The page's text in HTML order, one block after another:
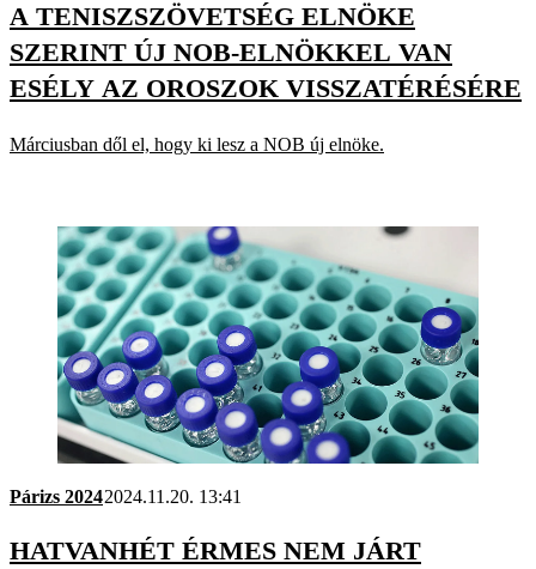
A TENISZSZÖVETSÉG ELNÖKE
SZERINT ÚJ NOB-ELNÖKKEL VAN
ESÉLY AZ OROSZOK VISSZATÉRÉSÉRE
Márciusban dől el, hogy ki lesz a NOB új elnöke.
Párizs 20242024.11.20. 13:41
HATVANHÉT ÉRMES NEM JÁRT